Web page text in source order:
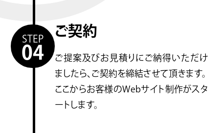
STEP
04
ご契約
ご提案及びお見積りにご納得いただけ
ましたら、ご契約を締結させて頂きます。
ここからお客様のWebサイト制作がスタ
ートします。